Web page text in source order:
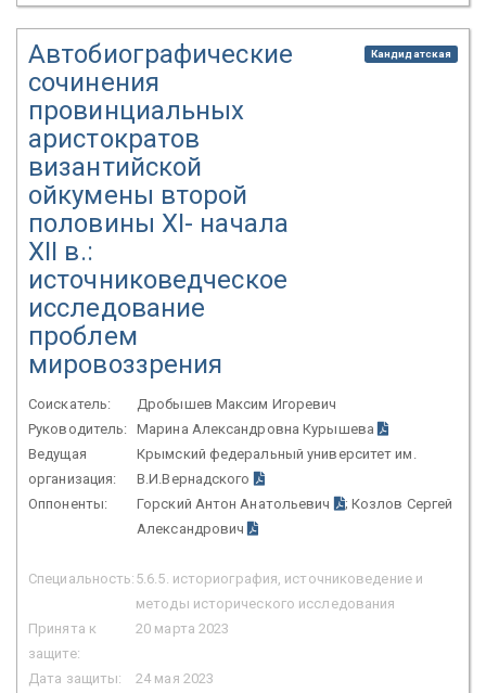
Автобиографические
сочинения
провинциальных
аристократов
византийской
ойкумены второй
половины XI- начала
XII в.:
источниковедческое
исследование
проблем
мировоззрения
Кандидатская
Соискатель:
Дробышев Максим Игоревич
Руководитель: Марина Александровна Курышева
Ведущая
организация:
Крымский федеральный университет им.
В.И.Вернадского
Оппоненты:
Горский Антон Анатольевич
; Козлов Сергей
Александрович
Специальность: 5.6.5. историография, источниковедение и
методы исторического исследования
Принята к
защите:
20 марта 2023
Дата защиты:
24 мая 2023